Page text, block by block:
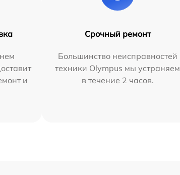
и
Срочный ремонт
Большинство неисправностей
техники Olympus мы устраняем
в течение 2 часов.